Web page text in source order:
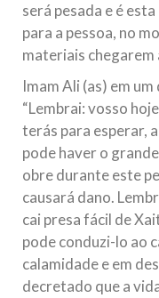
será pesada e é
para a pessoa, no
materiais chegarem
Imam Ali (as) em
“Lembrai: vosso
terás para esperar,
pode haver o
obre durante este
causará dano.
cai presa fácil de
pode conduzi-lo ao
calamidade e em
decretado que a